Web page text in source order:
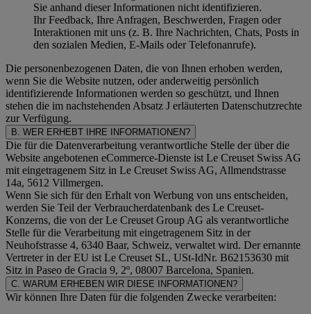
Sie anhand dieser Informationen nicht identifizieren.
Ihr Feedback, Ihre Anfragen, Beschwerden, Fragen oder
Interaktionen mit uns (z. B. Ihre Nachrichten, Chats, Posts in
den sozialen Medien, E-Mails oder Telefonanrufe).
Die personenbezogenen Daten, die von Ihnen erhoben werden,
wenn Sie die Website nutzen, oder anderweitig persönlich
identifizierende Informationen werden so geschützt, und Ihnen
stehen die im nachstehenden Absatz J erläuterten Datenschutzrechte
zur Verfügung.
B. WER ERHEBT IHRE INFORMATIONEN?
Die für die Datenverarbeitung verantwortliche Stelle der über die
Website angebotenen eCommerce-Dienste ist Le Creuset Swiss AG
mit eingetragenem Sitz in Le Creuset Swiss AG, Allmendstrasse
14a, 5612 Villmergen.
Wenn Sie sich für den Erhalt von Werbung von uns entscheiden,
werden Sie Teil der Verbraucherdatenbank des Le Creuset-
Konzerns, die von der Le Creuset Group AG als verantwortliche
Stelle für die Verarbeitung mit eingetragenem Sitz in der
Neuhofstrasse 4, 6340 Baar, Schweiz, verwaltet wird. Der ernannte
Vertreter in der EU ist Le Creuset SL, USt-IdNr. B62153630 mit
Sitz in Paseo de Gracia 9, 2º, 08007 Barcelona, Spanien.
C. WARUM ERHEBEN WIR DIESE INFORMATIONEN?
Wir können Ihre Daten für die folgenden Zwecke verarbeiten: